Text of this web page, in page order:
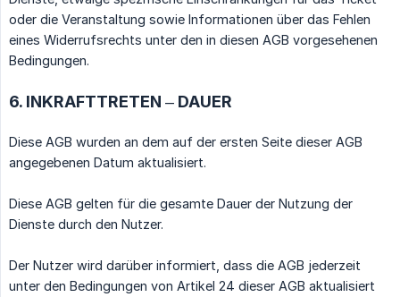
oder die Veranstaltung sowie Informationen über das Fehlen
eines Widerrufsrechts unter den in diesen AGB vorgesehenen
Bedingungen.
6. INKRAFTTRETEN – DAUER
Diese AGB wurden an dem auf der ersten Seite dieser AGB
angegebenen Datum aktualisiert.
Diese AGB gelten für die gesamte Dauer der Nutzung der
Dienste durch den Nutzer.
Der Nutzer wird darüber informiert, dass die AGB jederzeit
unter den Bedingungen von Artikel 24 dieser AGB aktualisiert